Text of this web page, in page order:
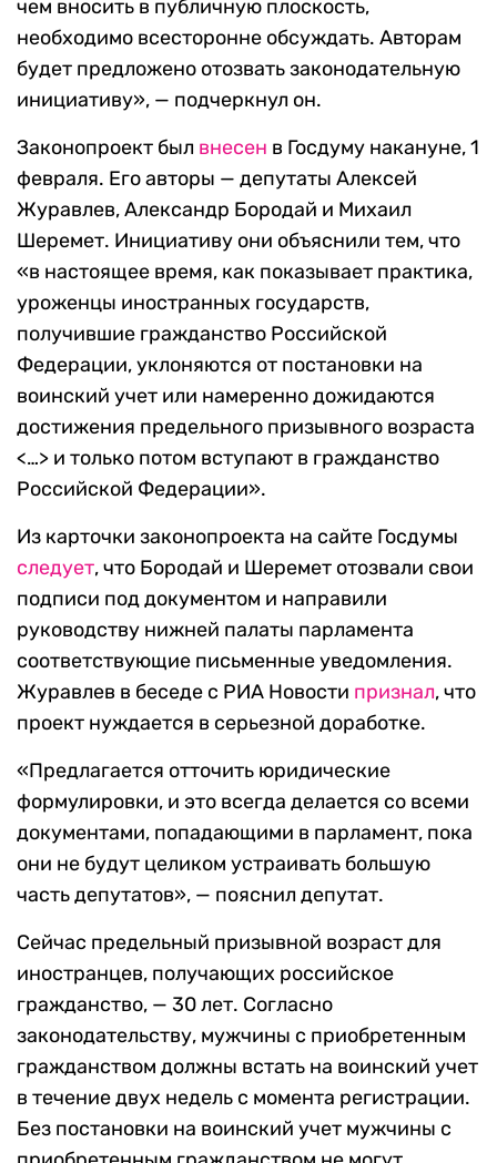
чем вносить в публичную плоскость,
необходимо всесторонне обсуждать. Авторам
будет предложено отозвать законодательную
инициативу», — подчеркнул он.
Законопроект был внесен в Госдуму накануне, 1
февраля. Его авторы — депутаты Алексей
Журавлев, Александр Бородай и Михаил
Шеремет. Инициативу они объяснили тем, что
«в настоящее время, как показывает практика,
уроженцы иностранных государств,
получившие гражданство Российской
Федерации, уклоняются от постановки на
воинский учет или намеренно дожидаются
достижения предельного призывного возраста
<…> и только потом вступают в гражданство
Российской Федерации».
Из карточки законопроекта на сайте Госдумы
следует, что Бородай и Шеремет отозвали свои
подписи под документом и направили
руководству нижней палаты парламента
соответствующие письменные уведомления.
Журавлев в беседе с РИА Новости признал, что
проект нуждается в серьезной доработке.
«Предлагается отточить юридические
формулировки, и это всегда делается со всеми
документами, попадающими в парламент, пока
они не будут целиком устраивать большую
часть депутатов», — пояснил депутат.
Сейчас предельный призывной возраст для
иностранцев, получающих российское
гражданство, — 30 лет. Согласно
законодательству, мужчины с приобретенным
гражданством должны встать на воинский учет
в течение двух недель с момента регистрации.
Без постановки на воинский учет мужчины с